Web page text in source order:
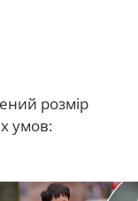
розмір
умов: